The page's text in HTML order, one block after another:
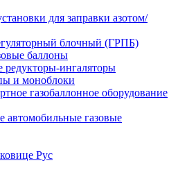
для заправки азотом/
блочный (ГРПБ)
баллоны
редукторы-ингаляторы
и моноблоки
газобаллонное оборудование
автомобильные газовые
Рус